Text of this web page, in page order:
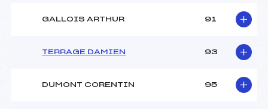
GALLOIS ARTHUR 91
TERRAGE DAMIEN 93
DUMONT CORENTIN 95